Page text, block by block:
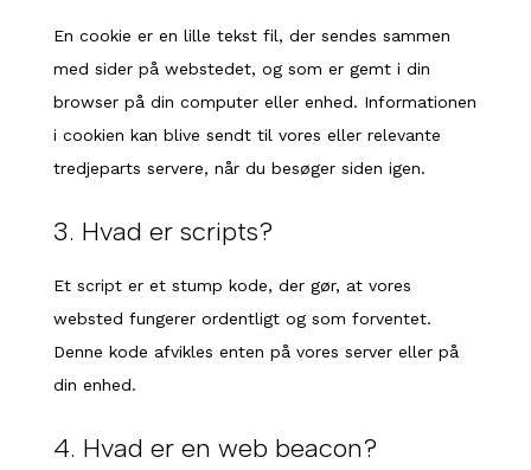
En cookie er en lille tekst fil, der sendes sammen
med sider på webstedet, og som er gemt i din
browser på din computer eller enhed. Informationen
i cookien kan blive sendt til vores eller relevante
tredjeparts servere, når du besøger siden igen.
3. Hvad er scripts?
Et script er et stump kode, der gør, at vores
websted fungerer ordentligt og som forventet.
Denne kode afvikles enten på vores server eller på
din enhed.
4. Hvad er en web beacon?